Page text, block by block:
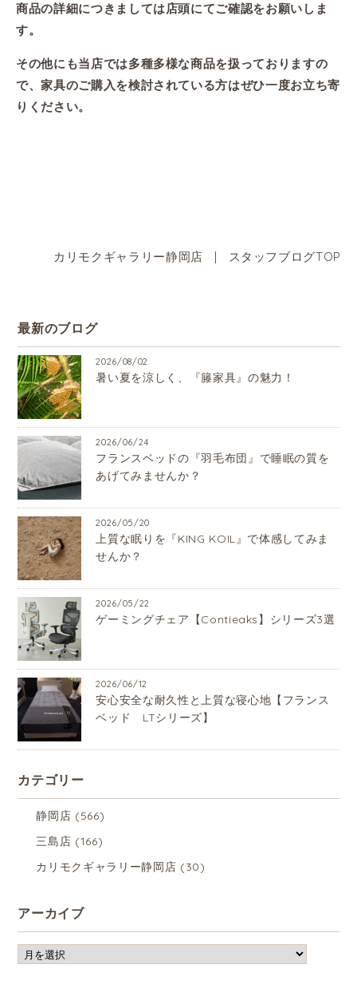
商品の詳細につきましては店頭にてご確認をお願いしま
す。
その他にも当店では多種多様な商品を扱っておりますの
で、家具のご購入を検討されている方はぜひ一度お立ち寄
りください。
カリモクギャラリー静岡店 | スタッフブログTOP
最新のブログ
2026/08/02
暑い夏を涼しく、『籐家具』の魅力！
2026/06/24
フランスベッドの『羽毛布団』で睡眠の質を
あげてみませんか？
2026/05/20
上質な眠りを『KING KOIL』で体感してみま
せんか？
2026/05/22
ゲーミングチェア【Contieaks】シリーズ3選
2026/06/12
安心安全な耐久性と上質な寝心地【フランス
ベッド LTシリーズ】
カテゴリー
静岡店 (566)
三島店 (166)
カリモクギャラリー静岡店 (30)
アーカイブ